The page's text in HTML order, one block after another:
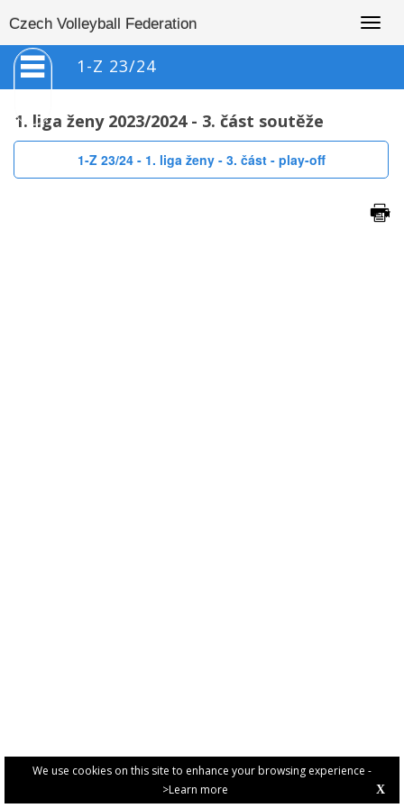
We use cookies on this site to enhance your browsing experience -
>Learn more
X
Czech Volleyball Federation
1-Z 23/24
1. liga ženy 2023/2024 - 3. část soutěže
1-Z 23/24 - 1. liga ženy - 3. část - play-off